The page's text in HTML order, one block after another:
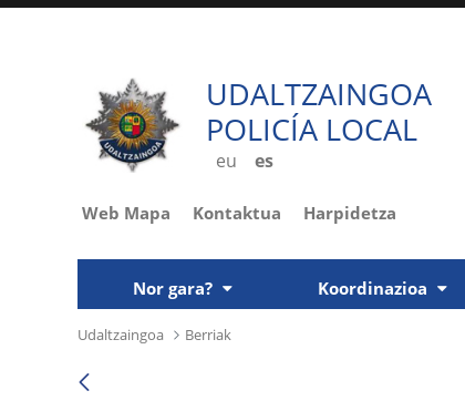
UDALTZAINGOA
POLICÍA LOCAL
eu es
Web Mapa Kontaktua Harpidetza
Nor gara? Koordinazioa
Udaltzaingoa Berriak